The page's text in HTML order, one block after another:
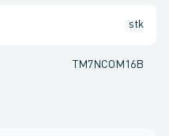
stk
TM7NCOM16B